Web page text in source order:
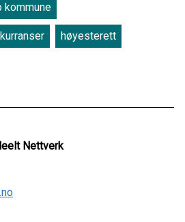
kommune
høyesterett
Nettverk